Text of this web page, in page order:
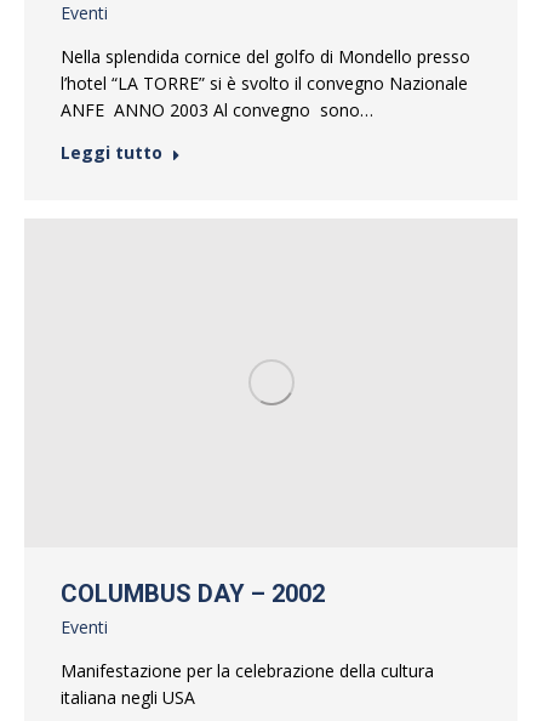
Eventi
Nella splendida cornice del golfo di Mondello presso
l’hotel “LA TORRE” si è svolto il convegno Nazionale
ANFE ANNO 2003 Al convegno sono…
Leggi tutto
COLUMBUS DAY – 2002
Eventi
Manifestazione per la celebrazione della cultura
italiana negli USA